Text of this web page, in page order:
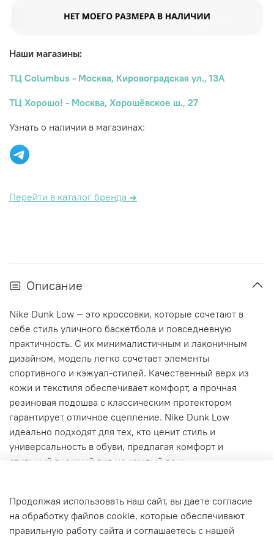
Наши магазины:
ТЦ Columbus - Москва, Кировоградская ул., 13А
ТЦ Хорошо! - Москва, Хорошёвское ш., 27
Узнать о наличии в магазинах:
Перейти в каталог бренда →
Описание
Nike Dunk Low — это кроссовки, которые сочетают в
себе стиль уличного баскетбола и повседневную
практичность. С их минималистичным и лаконичным
дизайном, модель легко сочетает элементы
спортивного и кэжуал-стилей. Качественный верх из
кожи и текстиля обеспечивает комфорт, а прочная
резиновая подошва с классическим протектором
гарантирует отличное сцепление. Nike Dunk Low
идеально подходят для тех, кто ценит стиль и
универсальность в обуви, предлагая комфорт и
стильный внешний вид на каждый день.
Характеристики
Продолжая использовать наш сайт, вы даете согласие
на обработку файлов cookie, которые обеспечивают
правильную работу сайта и соглашаетесь с нашей